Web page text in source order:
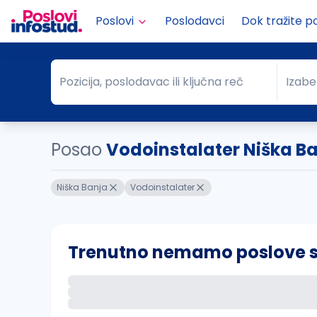
Poslovi Poslodavci Dok tražite
Pozicija, poslodavac ili ključna reč
Pozicija, poslodavac ili ključna reč Grad
PosaoVodoinstalater Niška
Niška Banja Vodoinstalater
Trenutno nemamo poslove